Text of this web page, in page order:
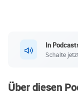
In
Schalte
Über diesen